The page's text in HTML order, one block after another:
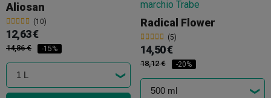
Aliosan
(10)
12,63 €
14,86 € -15%
Radical Flower
(5)
14,50 €
18,12 € -20%